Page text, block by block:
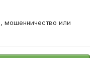
мошенничество или